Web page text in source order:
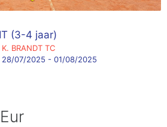
(3-4 jaar)
K. BRANDT TC
28/07/2025 - 01/08/2025